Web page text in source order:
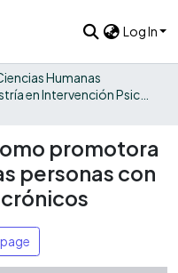
Log In
Humanas
promotora
personas con